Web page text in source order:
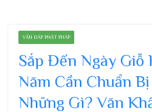
VẤN ĐÁP PHẬT PHÁP
Sắp Đến Ngày Giỗ
Năm Cần Chuẩn Bị
Những Gì? Văn